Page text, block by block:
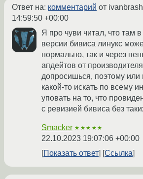
Ответ на: комментарий от ivanbrash
14:59:50 +00:00
Я про чуви читал, что там
версии бивиса линукс
нормально, так и через
апдейтов от
допросишься, поэтому или
какой-то искать по всему
уповать на то, что
с ревизией бивиса без
Smacker ★★★★★
22.10.2023 19:07:06 +00:00
Показать ответ
Ссылка